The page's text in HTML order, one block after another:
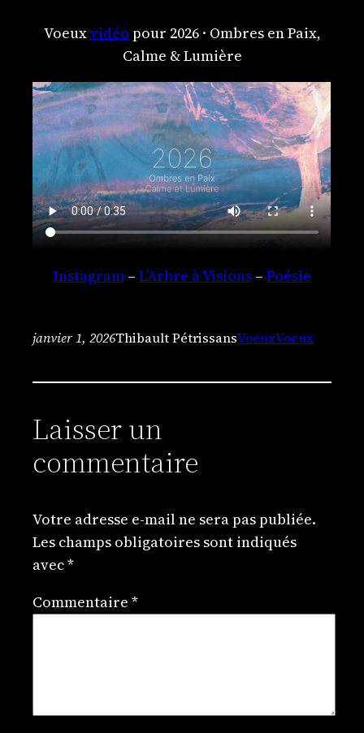
Voeuxvidéo pour 2026 · Ombres en Paix,
Calme & Lumière
Instagram– L’Arbre à Visions– Poésie
janvier 1, 2026Thibault PétrissansVoeuxVoeux
Laisser un
commentaire
Votre adresse e-mail ne sera pas publiée.
Les champs obligatoires sont indiqués
avec*
Commentaire*